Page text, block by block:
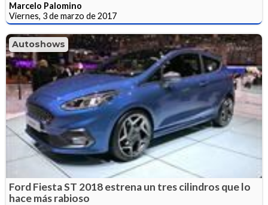
Marcelo Palomino
Viernes, 3 de marzo de 2017
Autoshows
Ford Fiesta ST 2018 estrena un tres cilindros que lo
hace más rabioso